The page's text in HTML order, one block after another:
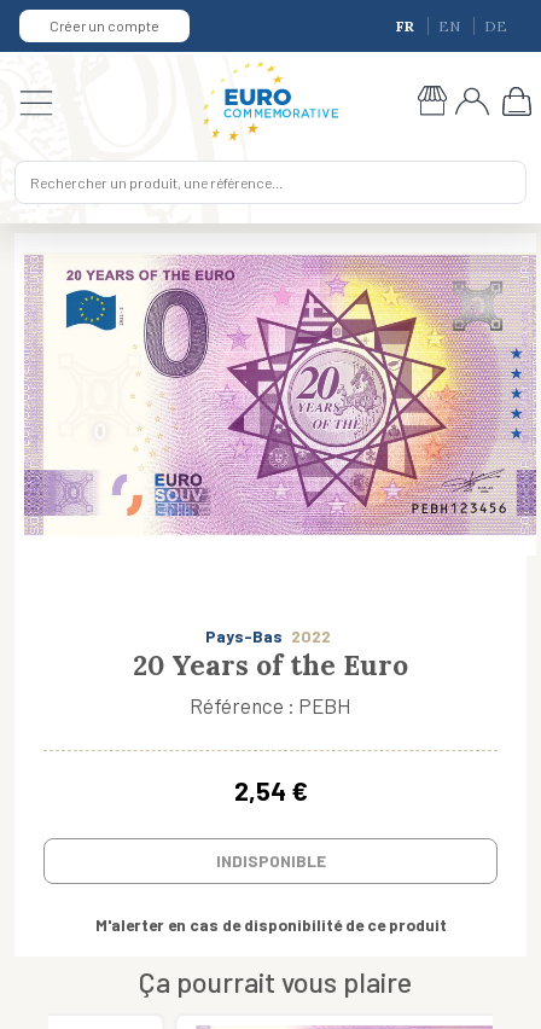
Créer un compte FR EN DE
Pays-Bas 2022
20 Years of the Euro
Référence : PEBH
2,54 €
INDISPONIBLE
M'alerter en cas de disponibilité de ce produit
Ça pourrait vous plaire